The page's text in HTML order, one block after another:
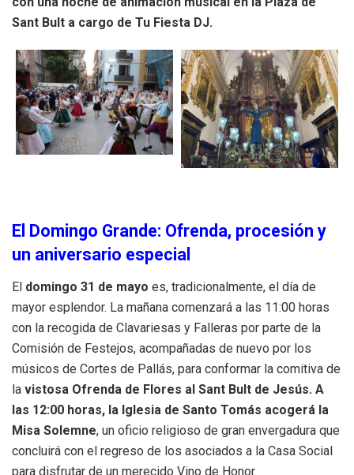
Sant Bult a cargo de Tu Fiesta DJ.
El Domingo Grande: Ofrenda, procesión y
un aniversario especial
El domingo 31 de mayo es, tradicionalmente, el día de
mayor esplendor. La mañana comenzará a las 11:00 horas
con la recogida de Clavariesas y Falleras por parte de la
Comisión de Festejos, acompañadas de nuevo por los
músicos de Cortes de Pallás, para conformar la comitiva de
la vistosa Ofrenda de Flores al Sant Bult de Jesús. A
las 12:00 horas, la Iglesia de Santo Tomás acogerá la
Misa Solemne, un oficio religioso de gran envergadura que
concluirá con el regreso de los asociados a la Casa Social
para disfrutar de un merecido Vino de Honor.